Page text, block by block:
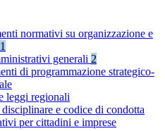
normativi su organizzazione e
1
generali 2
di programmazione strategico-
leggi regionali
e codice di condotta
per cittadini e imprese